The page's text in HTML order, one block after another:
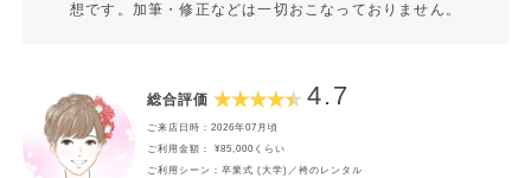
想です。加筆・修正などは一切おこなっておりません。
総合評価 4.7
ご来店日時：2026年07月頃
ご利用金額： ¥85,000くらい
ご利用シーン：卒業式 (大学)／袴のレンタル